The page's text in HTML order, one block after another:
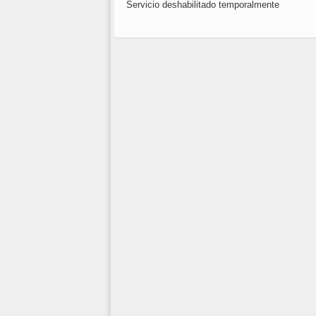
Servicio deshabilitado temporalmente